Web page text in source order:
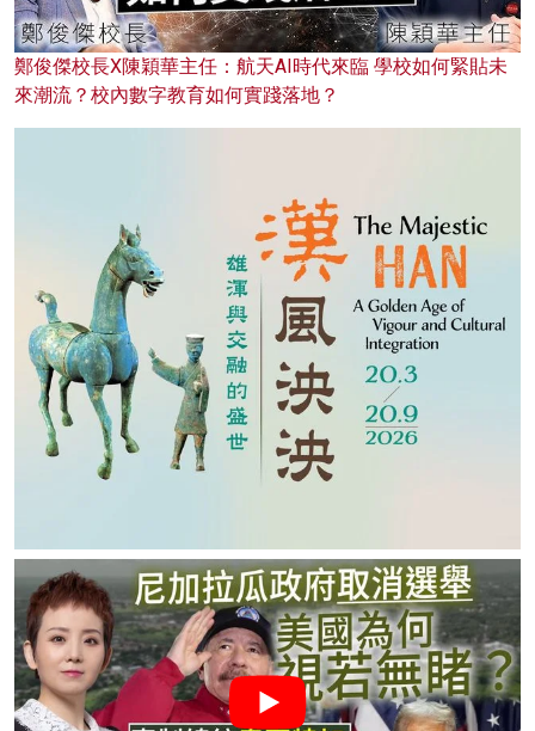
鄭俊傑校長X陳穎華主任：航天AI時代來臨 學校如何緊貼未
來潮流？校內數字教育如何實踐落地？